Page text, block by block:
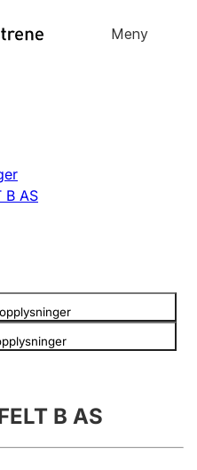
Meny
B AS
B AS